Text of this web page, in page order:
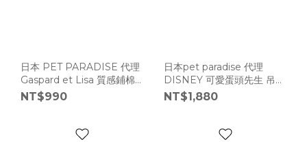
日本 PET PARADISE 代理
Gaspard et Lisa 質感鋪棉
外套 [D362]
NT$990
日本pet paradise 代理
DISNEY 可愛蛋頭先生 吊帶
褲 [D7363] 3S
NT$1,880